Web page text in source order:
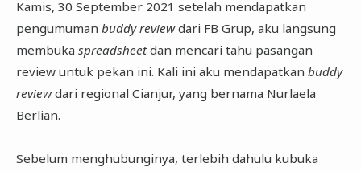
Kamis, 30 September 2021 setelah mendapatkan
pengumuman buddy reviewdari FB Grup, aku langsung
membuka spreadsheetdan mencari tahu pasangan
review untuk pekan ini. Kali ini aku mendapatkan buddy
reviewdari regional Cianjur, yang bernama Nurlaela
Berlian.
Sebelum menghubunginya, terlebih dahulu kubuka